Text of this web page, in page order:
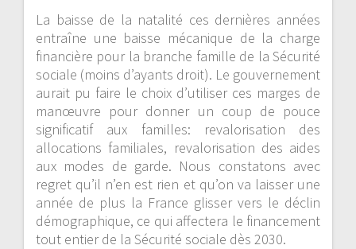
La baisse de la natalité ces dernières années
entraîne une baisse mécanique de la charge
financière pour la branche famille de la Sécurité
sociale (moins d’ayants droit). Le gouvernement
aurait pu faire le choix d’utiliser ces marges de
manœuvre pour donner un coup de pouce
significatif aux familles: revalorisation des
allocations familiales, revalorisation des aides
aux modes de garde. Nous constatons avec
regret qu’il n’en est rien et qu’on va laisser une
année de plus la France glisser vers le déclin
démographique, ce qui affectera le financement
tout entier de la Sécurité sociale dès 2030.